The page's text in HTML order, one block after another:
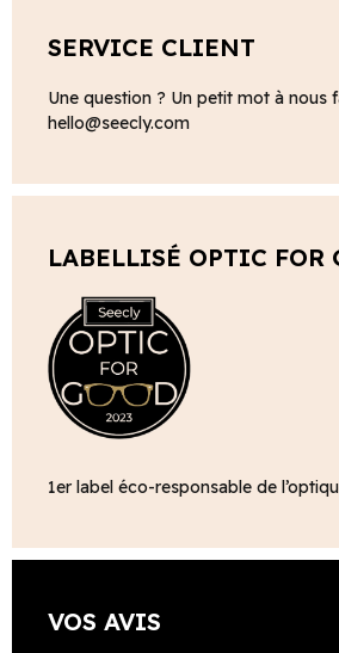
SERVICE CLIENT
Une question ? Un petit mot à nous
hello@seecly.com
LABELLISÉ OPTIC FOR
1er label éco-responsable de
VOS AVIS